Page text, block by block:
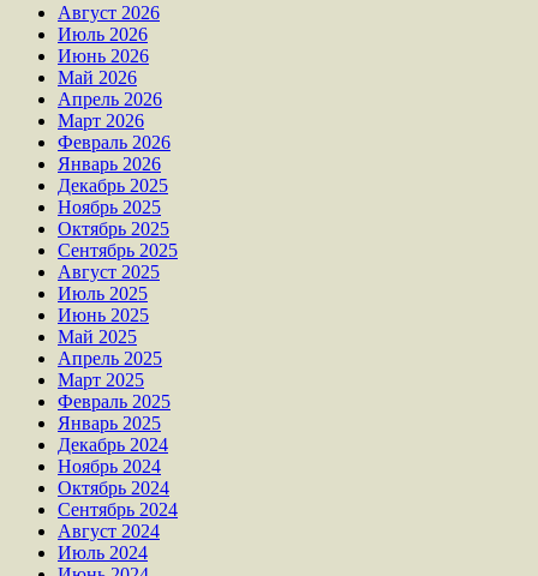
Август 2026
Июль 2026
Июнь 2026
Май 2026
Апрель 2026
Март 2026
Февраль 2026
Январь 2026
Декабрь 2025
Ноябрь 2025
Октябрь 2025
Сентябрь 2025
Август 2025
Июль 2025
Июнь 2025
Май 2025
Апрель 2025
Март 2025
Февраль 2025
Январь 2025
Декабрь 2024
Ноябрь 2024
Октябрь 2024
Сентябрь 2024
Август 2024
Июль 2024